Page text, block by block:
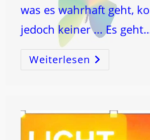
was es wahrhaft geht,
jedoch keiner ... Es
Weiterlesen HAARE
Es
Äußere!